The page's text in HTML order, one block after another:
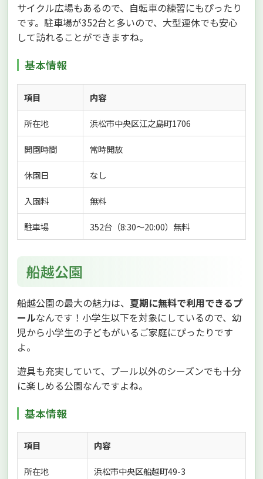
サイクル広場もあるので、自転車の練習にもぴったり
です。駐車場が352台と多いので、大型連休でも安心
して訪れることができますね。
基本情報
項目 内容
所在地 浜松市中央区江之島町1706
開園時間 常時開放
休園日 なし
入園料 無料
駐車場 352台（8:30〜20:00）無料
船越公園
船越公園の最大の魅力は、 夏期に無料で利用できるプ
ールなんです！小学生以下を対象にしているので、幼
児から小学生の子どもがいるご家庭にぴったりです
よ。
遊具も充実していて、プール以外のシーズンでも十分
に楽しめる公園なんですよね。
基本情報
項目 内容
所在地 浜松市中央区船越町49-3